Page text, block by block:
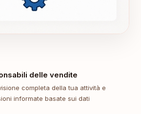
delle vendite
completa della tua attività e
informate basate sui dati